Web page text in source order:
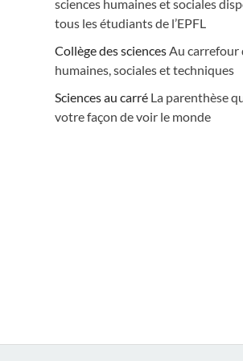
sciences humaines et sociales
tous les étudiants de l’EPFL
Collège des sciencesAu carrefour
humaines, sociales et techniques
Sciences au carré La parenthèse
votre façon de voir le monde